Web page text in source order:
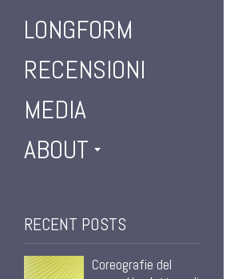
LONGFORM
RECENSIONI
MEDIA
ABOUT
RECENT POSTS
Coreografie del